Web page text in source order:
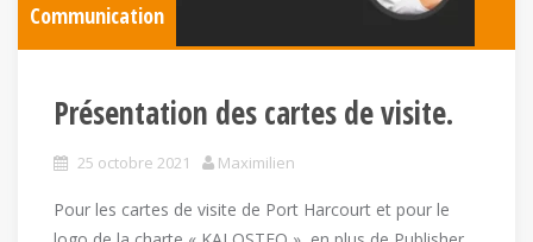
Communication
Présentation des cartes de visite.
25 octobre 2021 Maximilien
Pour les cartes de visite de Port Harcourt et pour le